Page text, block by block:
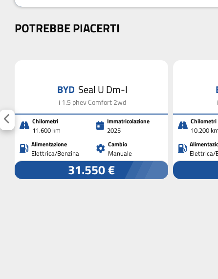
POTREBBE PIACERTI
BYD Seal U Dm-I
i 1.5 phev Comfort 2wd
Chilometri
11.600 km
Immatricolazione
2025
Alimentazione
Elettrica/Benzina
Cambio
Manuale
31.550 €
Chilometri
10.200 km
Elettrica/